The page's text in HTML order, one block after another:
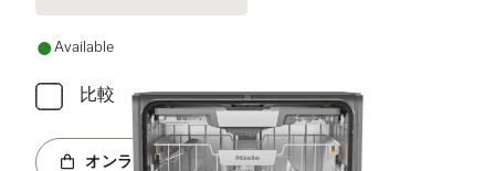
Available
比較
オンラインショップへ